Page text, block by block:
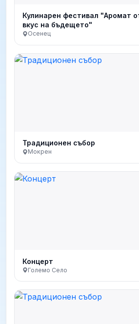
Кулинарен фестивал "Аромат
вкус на бъдещето"
Осенец
Традиционен събор
Мокрен
Концерт
Големо Село